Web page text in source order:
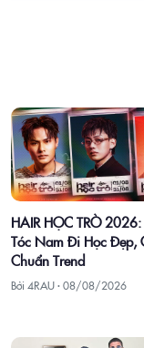
HAIR HỌC TRÒ
Tóc Nam Đi Học Đẹp,
Chuẩn Trend
Bởi 4RAU ·08/08/2026